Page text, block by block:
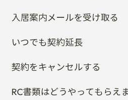
入居案内メールを受け取る
いつでも契約延長
契約をキャンセルする
RC書類はどうやってもらえ